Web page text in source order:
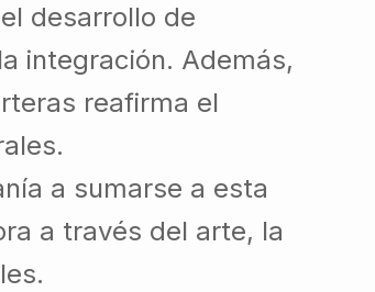
desarrollo de
integración. Además,
reafirma el
a sumarse a esta
a través del arte, la